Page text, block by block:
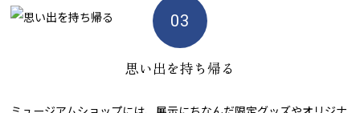
思い出を持ち帰る